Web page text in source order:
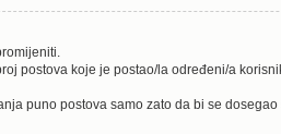
postova koje je postao/la određeni/a
puno postova samo zato da bi se